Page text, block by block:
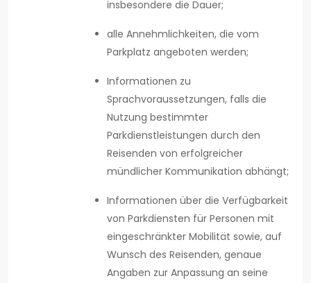
insbesondere die Dauer;
alle Annehmlichkeiten, die vom
Parkplatz angeboten werden;
Informationen zu
Sprachvoraussetzungen, falls die
Nutzung bestimmter
Parkdienstleistungen durch den
Reisenden von erfolgreicher
mündlicher Kommunikation abhängt;
Informationen über die Verfügbarkeit
von Parkdiensten für Personen mit
eingeschränkter Mobilität sowie, auf
Wunsch des Reisenden, genaue
Angaben zur Anpassung an seine